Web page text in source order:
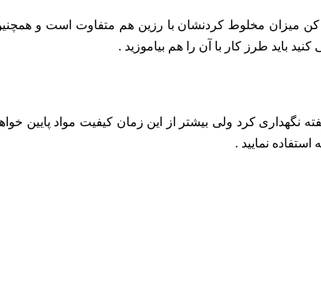
میزان مخلوط کردنشان با رزین هم متفاوت است و
باید طرز کار با آن را هم بیاموزید .
نگهداری کرد ولی بیشتر از این زمان کیفیت مواد پایین
نمایید .